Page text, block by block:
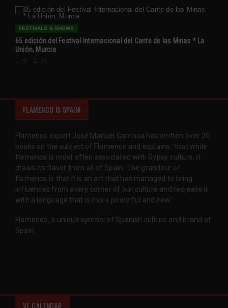
FESTIVALS & SHOWS
65 edición del Festival Internacional del Cante de las Minas * La
Unión, Murcia
70
FLAMENCO IS SPAIN!
Flamenco expert José Manuel Gamboa has written over 20
books on the subject of Flamenco and explains, 'that while
flamenco is most often associated with Gypsy culture, it
draws its flavor from all of Spain. The grandeur of
flamenco is that it is an art that has managed to bring
influences from every corner of our culture and recreate it
with a language that is more powerful and new.'
Flamenco, a unique symbol of Spanish culture and brand of
Spain.
VF CALENDAR